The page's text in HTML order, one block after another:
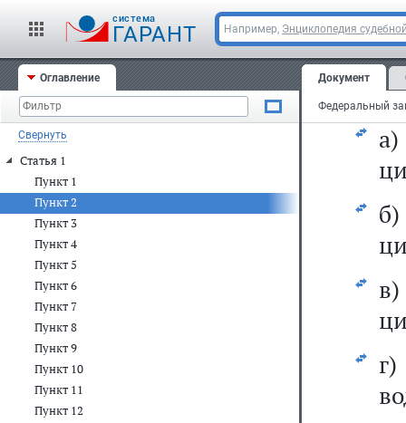
cистема
ГАРАНТ Например, Энциклопедия
Оглавление
Свернуть
Статья 1
Пункт 1
Пункт 2
Пункт 3
Пункт 4
Пункт 5
Пункт 6
Пункт 7
Пункт 8
Пункт 9
Пункт 10
Пункт 11
Пункт 12
Документ